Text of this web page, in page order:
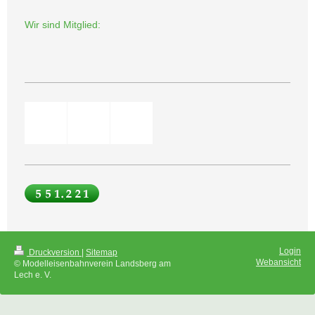
Wir sind Mitglied:
Druckversion | Sitemap
© Modelleisenbahnverein Landsberg am
Lech e. V.
Login
Webansicht